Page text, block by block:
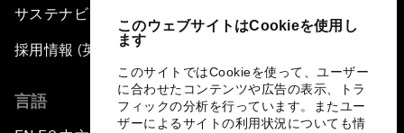
このウェブサイトはCookieを使用し
ます
このサイトではCookieを使って、ユーザー
に合わせたコンテンツや広告の表示、トラ
フィックの分析を行っています。またユー
ザーによるサイトの利用状況についても情
サステナビリティへの取り組み
採用情報 (英語のみ)
言語